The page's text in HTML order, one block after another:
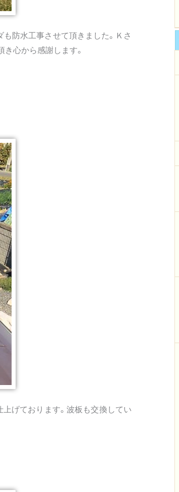
防水工事させて頂きました。Ｋさ
心から感謝します。
げております。波板も交換してい